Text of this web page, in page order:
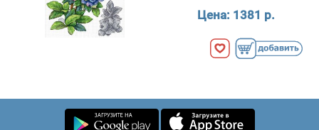
Цена: 1381 р.